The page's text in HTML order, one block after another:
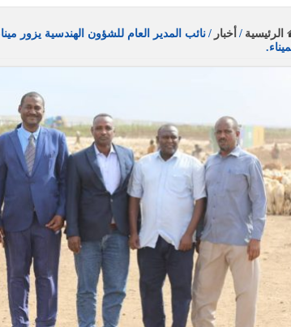
الرئيسية / أخبار / نائب المدير العام للشؤون الهندسية يزور